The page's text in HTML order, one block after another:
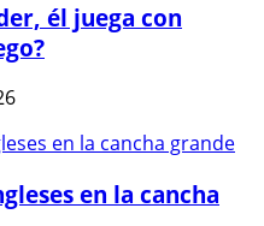
él juega con
en la cancha